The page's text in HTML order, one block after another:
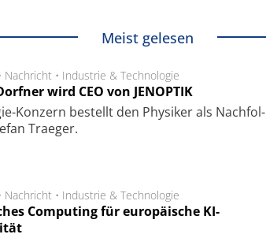
Meist gelesen
Nachricht • Industrie & Technologie
wird CEO von JENOPTIK
Konzern be­stellt den Phy­si­ker als Nach­fol­
Trae­ger.
Nachricht • Industrie & Technologie
Computing für europäische KI-